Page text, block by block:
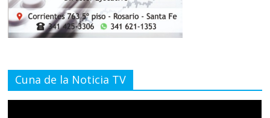
Cuna de la Noticia TV